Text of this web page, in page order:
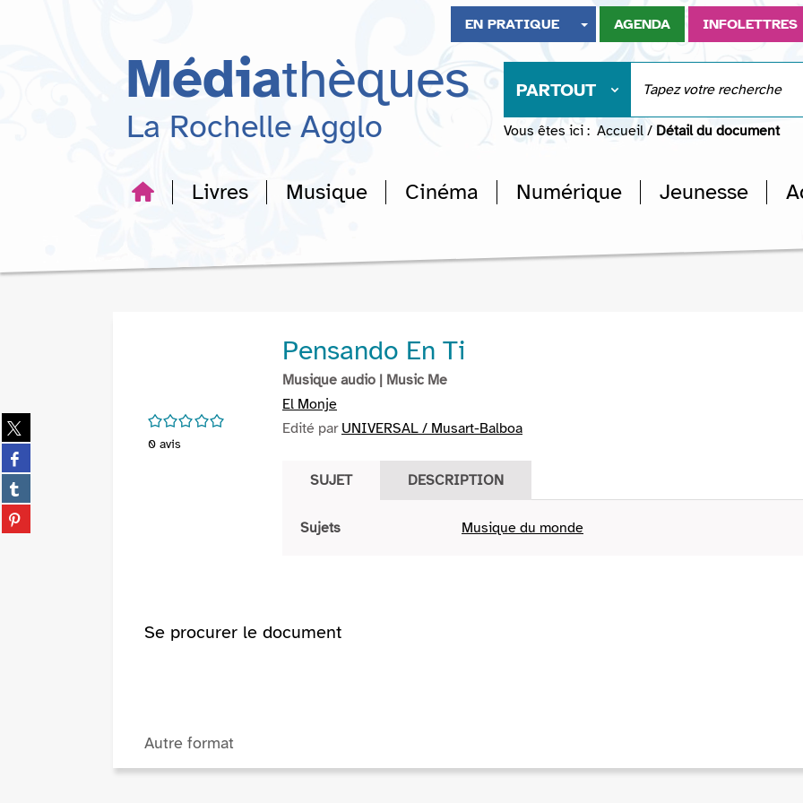
recherche
EN PRATIQUE AGENDA INFOLETTRES
Médiathèques
La Rochelle Agglo
PARTOUT
Vous êtes ici : Accueil / Détail du document
Livres Musique Cinéma Numérique Jeunesse
Partager
sur
twitter
(Nouvelle
fenêtre)
Partager
sur
facebook
(Nouvelle
fenêtre)
Partager
sur
tumblr
Partager
sur
/5
0 avis
Pensando En Ti
Musique audio | Music Me
El Monje
Edité par UNIVERSAL / Musart-Balboa
SUJET DESCRIPTION
Sujets Musique du monde
Se procurer le document
Autre format